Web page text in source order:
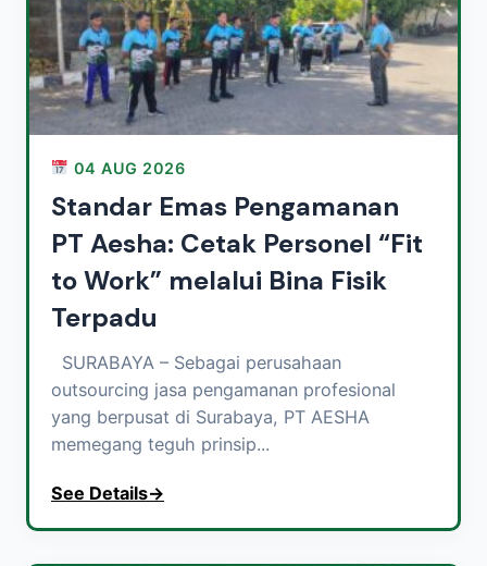
04 AUG 2026
Standar Emas Pengamanan
PT Aesha: Cetak Personel “Fit
to Work” melalui Bina Fisik
Terpadu
SURABAYA – Sebagai perusahaan
outsourcing jasa pengamanan profesional
yang berpusat di Surabaya, PT AESHA
memegang teguh prinsip...
See Details→